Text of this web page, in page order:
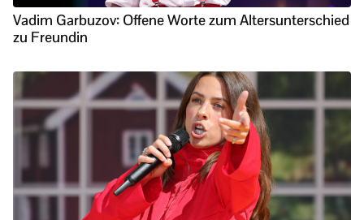
Vadim Garbuzov: Offene Worte zum Altersunterschied
zu Freundin